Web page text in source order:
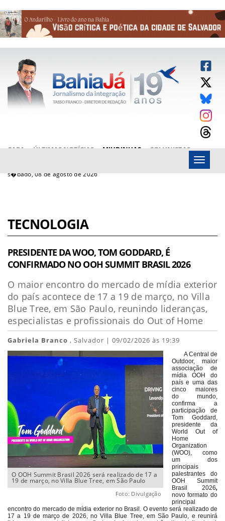
CAPA ÚLTIMAS NOTÍCIAS MIUDINHAS
COLUNISTAS
s�bado, 08 de agosto de 2026
Menu
TECNOLOGIA
PRESIDENTE DA WOO, TOM GODDARD, É
CONFIRMADO NO OOH SUMMIT BRASIL 2026
O maior encontro do mercado de mídia exterior
do país acontece de 17 a 19 de março, no Villa
Blue Tree, em São Paulo, reunindo lideranças,
especialistas e profissionais do Out of Home
Gabriela Branco , Salvador | 09/02/2026 às 19:39
O OOH Summit Brasil 2026 será realizado de 17 a
19 de março, no Villa Blue Tree, em São Paulo
Foto: Divulgação
A Central de
Outdoor, maior
associação de
mídia OOH do
país e uma das
cinco maiores
do mundo,
confirma a
participação de
Tom Goddard,
presidente da
World Out of
Home
Organization
(WOO), como
um dos
principais
palestrantes do
OOH Summit
Brasil 2026,
novo formato do
principal
encontro do mercado de mídia exterior no Brasil. O evento será realizado de
17 a 19 de março de 2026, no Villa Blue Tree, em São Paulo, e reunirá